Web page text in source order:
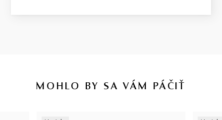
MOHLO BY SA VÁM PÁČIŤ